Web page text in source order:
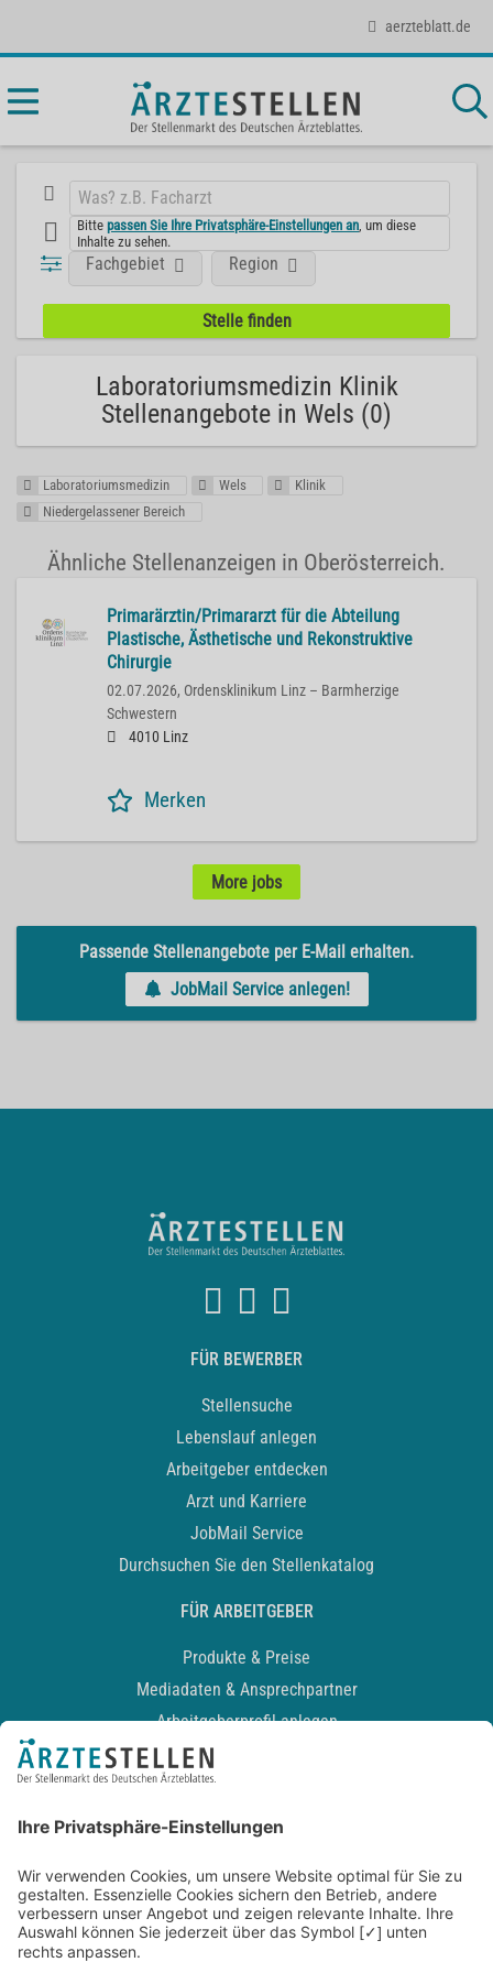
aerzteblatt.de
Bittepassen Sie Ihre Privatsphäre-Einstellungen an , um diese
Inhalte zu sehen.
Fachgebiet Region
Laboratoriumsmedizin Klinik
Stellenangebote in Wels (0)
Laboratoriumsmedizin Wels
Klinik
Niedergelassener Bereich
Ähnliche Stellenanzeigen in Oberösterreich.
Primarärztin/Primararzt für die Abteilung
Plastische, Ästhetische und Rekonstruktive
Chirurgie
02.07.2026, Ordensklinikum Linz – Barmherzige
Schwestern
4010 Linz
Merken
More jobs
Passende Stellenangebote per E-Mail erhalten.
JobMail Service anlegen!
FÜR BEWERBER
Stellensuche
Lebenslauf anlegen
Arbeitgeber entdecken
Arzt und Karriere
JobMail Service
Durchsuchen Sie den Stellenkatalog
FÜR ARBEITGEBER
Produkte & Preise
Mediadaten & Ansprechpartner
Arbeitgeberprofil anlegen
Recruiting-Podcast
Kontakt
Datenschutz
Newsletter